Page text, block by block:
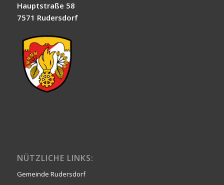
Hauptstraße 58
7571 Rudersdorf
NÜTZLICHE LINKS:
Gemeinde Rudersdorf